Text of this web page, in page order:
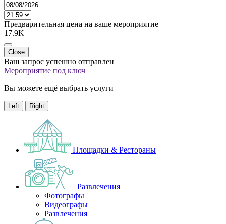
Предварительная цена на ваше мероприятие
17.9K
Close
Ваш запрос успешно отправлен
Мероприятие под ключ
Вы можете ещё выбрать услуги
Left Right
Площадки & Рестораны
Развлечения
Фотографы
Видеографы
Развлечения